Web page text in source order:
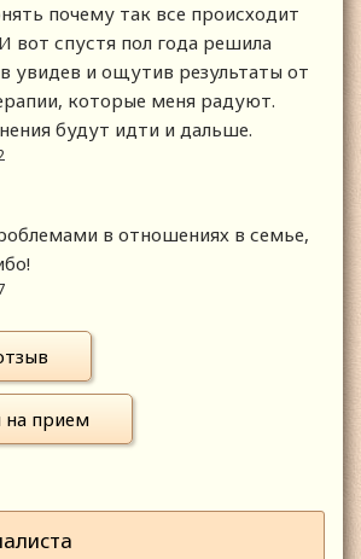
почему так все происходит
вот спустя пол года решила
увидев и ощутив результаты от
которые меня радуют.
будут идти и дальше.
в отношениях в семье,
на прием